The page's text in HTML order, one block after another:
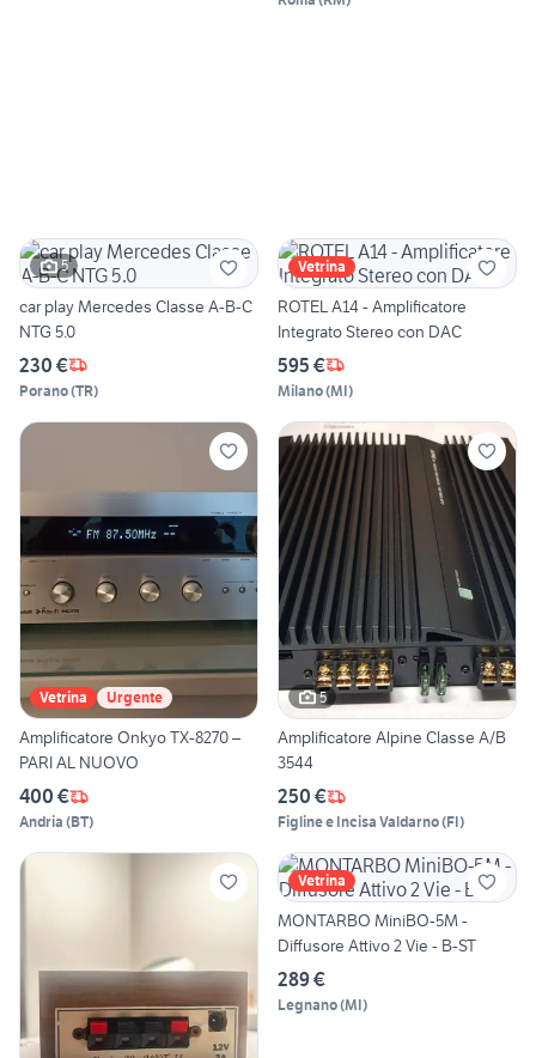
5
car play Mercedes Classe A-B-C
NTG 5.0
230 €
Porano(TR)
Vetrina
ROTEL A14 - Amplificatore
Integrato Stereo con DAC
595 €
Milano(MI)
Vetrina Urgente
Amplificatore Onkyo TX-8270 –
PARI AL NUOVO
400 €
Andria (BT)
5
Amplificatore Alpine Classe A/B
3544
250 €
Figline e Incisa Valdarno(FI)
Vetrina
MONTARBO MiniBO-5M -
Diffusore Attivo 2 Vie - B-ST
289 €
Legnano(MI)